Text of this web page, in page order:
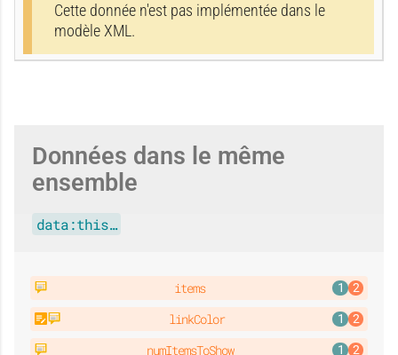
Cette donnée n'est pas implémentée dans le
modèle XML.
Données dans le même
ensemble
data:this…
items
linkColor
numItemsToShow